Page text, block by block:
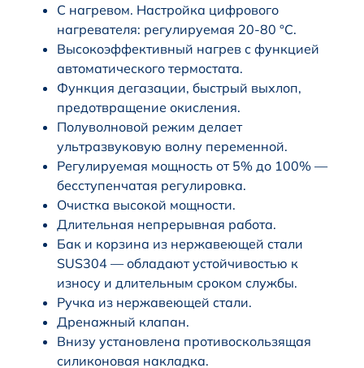
С нагревом. Настройка цифрового
нагревателя: регулируемая 20-80 °C.
Высокоэффективный нагрев с функцией
автоматического термостата.
Функция дегазации, быстрый выхлоп,
предотвращение окисления.
Полуволновой режим делает
ультразвуковую волну переменной.
Регулируемая мощность от 5% до 100% —
бесступенчатая регулировка.
Очистка высокой мощности.
Длительная непрерывная работа.
Бак и корзина из нержавеющей стали
SUS304 — обладают устойчивостью к
износу и длительным сроком службы.
Ручка из нержавеющей стали.
Дренажный клапан.
Внизу установлена противоскользящая
силиконовая накладка.